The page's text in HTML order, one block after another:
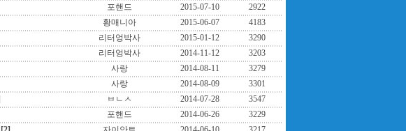
포핸드 2015-07-10
2922
황매니아 2015-06-07
4183
리터엉박사 2015-01-12
3290
리터엉박사 2014-11-12
3203
사랑 2014-08-11
3279
사랑 2014-08-09
3301
ㅂㄴㅅ 2014-07-28
3547
포핸드 2014-06-26
3229